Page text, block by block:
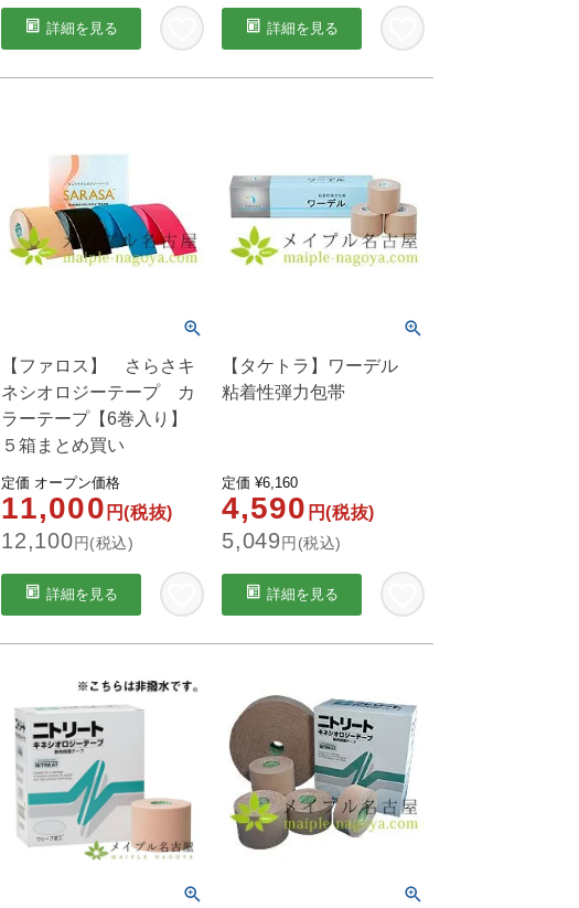
詳細を見る 詳細を見る
【ファロス】 さらさキ
ネシオロジーテープ カ
ラーテープ【6巻入り】
５箱まとめ買い
定価 オープン価格
11,000 円(税抜)
12,100円(税込)
詳細を見る
【タケトラ】ワーデル
粘着性弾力包帯
定価 ¥6,160
4,590 円(税抜)
5,049円(税込)
詳細を見る